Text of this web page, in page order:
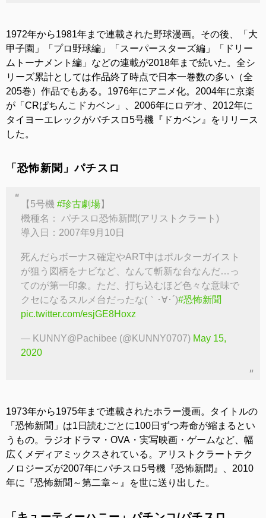
1972年から1981年まで連載された野球漫画。その後、「大
甲子園」「プロ野球編」「スーパースターズ編」「ドリー
ムトーナメント編」などの連載が2018年まで続いた。全シ
リーズ累計としては作品終了時点で日本一巻数の多い（全
205巻）作品でもある。1976年にアニメ化。2004年に京楽
が「CRぱちんこドカベン」、2006年にロデオ、2012年に
タイヨーエレックがパチスロ5号機『ドカベン』をリリース
した。
「恐怖新聞」パチスロ
【5号機 #珍古劇場】
機種名： パチスロ恐怖新聞(アリストクラート)
導入日：2007年9月10日
死んだらボーナス確定やART中はポルターガイスト
が狙う図柄をナビなど、なんて斬新な台なんだ…っ
てのが第一印象。ただ、打ち込むほど色々な意味で
クセになるスルメ台だったな(｀･∀･´)#恐怖新聞
pic.twitter.com/esjGE8Hoxz
— KUNNY@Pachibee (@KUNNY0707) May 15,
2020
1973年から1975年まで連載されたホラー漫画。タイトルの
「恐怖新聞」は1日読むごとに100日ずつ寿命が縮まるとい
うもの。ラジオドラマ・OVA・実写映画・ゲームなど、幅
広くメディアミックスされている。アリストクラートテク
ノロジーズが2007年にパチスロ5号機『恐怖新聞』、2010
年に『恐怖新聞～第二章～』を世に送り出した。